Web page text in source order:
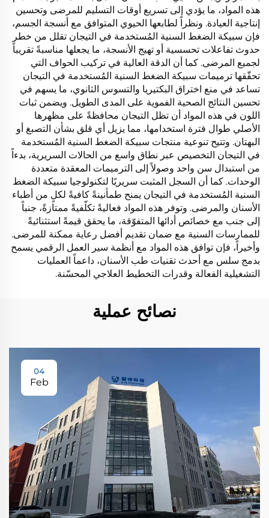
هذه المواد، ما يؤدي إلى تسريع أوقات التسليم للمرضى وتحسين
إنتاجية العيادة. ونظراً لطابعها الحيوي المتوافق مع أنسجة الجسم،
فإن سبيكة الضغط السنية المُستخدمة في التيجان تقلل من خطر
حدوث تفاعلات تحسسية أو تهيج الأنسجة، ما يجعلها مناسبةً تقريباً
لجميع المرضى. كما أن الدقة العالية في تركيب الحواف التي
تحقّقها ترميمات سبيكة الضغط السنية المُستخدمة في التيجان
تساعد في منع اختراق البكتيريا والتسوس الثانوي، ما يسهم في
تحسين النتائج الصحية الفموية على المدى الطويل. ويضمن ثبات
اللون في هذه المواد أن تظل التيجان محافظةً على مظهرها
الأصلي طوال فترة استخدامها، مما يزيل أي قلق بشأن التصبغ أو
البهتان. وتتيح تنوعية منتجات سبيكة الضغط السنية المُستخدمة
في التيجان التخصيص عبر نطاق واسع من الحالات السريرية، بدءاً
من استبدال سن واحد وصولاً إلى الترميمات المعقدة متعددة
الوحدات. كما أن السجل المثبت سريريًا لتكنولوجيا سبيكة الضغط
السنية المُستخدمة في التيجان يمنح طمأنينةً كافيةً لكلٍ من أطباء
الأسنان والمرضى. وتوفر هذه المواد فعاليةً تكلّفيةً ممتازةً، جنباً
إلى جنب مع خصائص أدائها المتفوّقة، ما يحقق قيمةً استثنائيةً
للممارسات السنية مع ضمان تقديم أفضل رعاية ممكنة للمرضى.
وأخيراً، فإن توافق هذه المواد مع أنظمة سير العمل الرقمي يسمح
بدمج سلس مع أحدث تقنيات طب الأسنان، داعماً العمليات
التشغيلية الفعالة وقدرات التخطيط العلاجي المحسّنة.
نصائح عملية
04
Feb